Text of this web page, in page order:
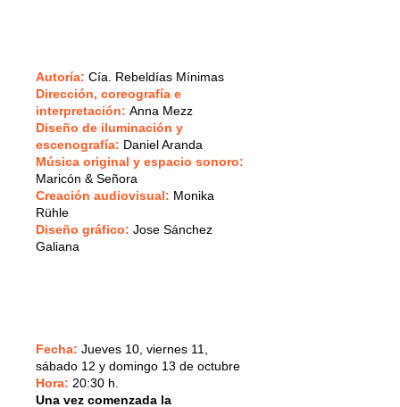
Autoría: Cía. Rebeldías Mínimas
Dirección, coreografía e
interpretación: Anna Mezz
Diseño de iluminación y
escenografía: Daniel Aranda
Música original y espacio sonoro:
Maricón & Señora
Creación audiovisual: Monika
Rühle
Diseño gráfico: Jose Sánchez
Galiana
Fecha: Jueves 10, viernes 11,
sábado 12 y domingo 13 de octubre
Hora: 20:30 h.
Una vez comenzada la